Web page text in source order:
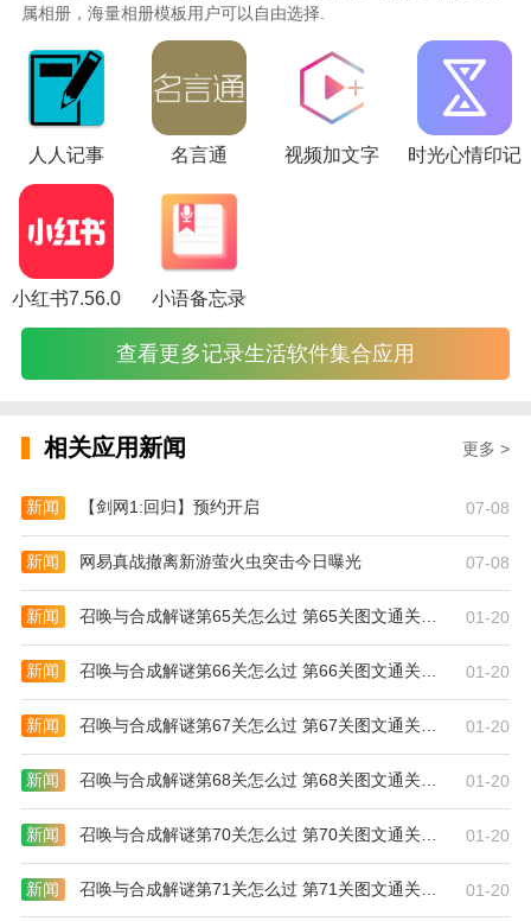
这里进行各种小说等的一键式放映。
5.书架收藏。通过打造专属书架，可以轻松管理各种高
质量的小说。
免费阅读_图片2
即时阅读和免费阅读的应用特点:
属相册，海量相册模板用户可以自由选择.
人人记事 名言通 视频加文字 时光心情印记
小红书7.56.0 小语备忘录
查看更多记录生活软件集合应用
相关应用新闻 更多 >
新闻 【剑网1:回归】预约开启 07-08
新闻 网易真战撤离新游萤火虫突击今日曝光 07-08
新闻 召唤与合成解谜第65关怎么过 第65关图文通关攻略 01-20
新闻 召唤与合成解谜第66关怎么过 第66关图文通关攻略 01-20
新闻 召唤与合成解谜第67关怎么过 第67关图文通关攻略 01-20
新闻 召唤与合成解谜第68关怎么过 第68关图文通关攻略 01-20
新闻 召唤与合成解谜第70关怎么过 第70关图文通关攻略 01-20
新闻 召唤与合成解谜第71关怎么过 第71关图文通关攻略 01-20